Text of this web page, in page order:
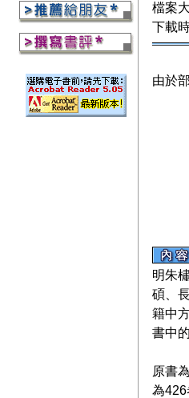
檔案
下載
由於
明朱
碩、
籍中
書中
原書
為